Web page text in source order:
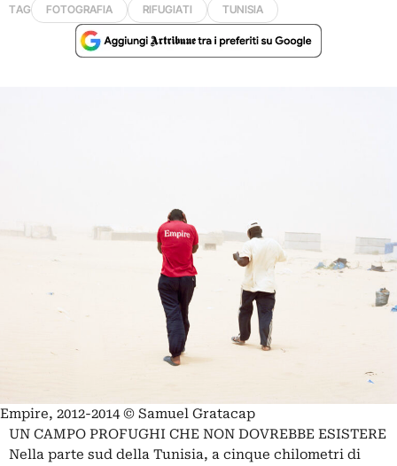
TAG FOTOGRAFIA RIFUGIATI TUNISIA
Empire, 2012-2014 © Samuel Gratacap
UN CAMPO PROFUGHI CHE NON DOVREBBE ESISTERE
Nella parte sud della Tunisia, a cinque chilometri di